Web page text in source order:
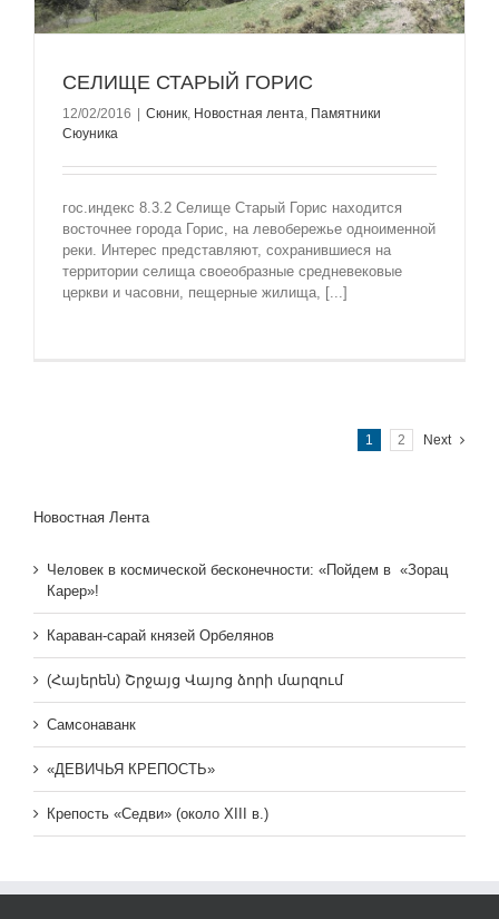
СЕЛИЩЕ СТАРЫЙ ГОРИС
12/02/2016 Сюник, Новостная лента, Памятники
Сюуника
гос.индекс 8.3.2 Селище Старый Горис находится
восточнее города Горис, на левобережье одноименной
реки. Интерес представляют, сохранившиеся на
территории селища своеобразные средневековые
церкви и часовни, пещерные жилища, [...]
1 2 Next
Новостная Лента
Человек в космической бесконечности: «Пойдем в «Зорац
Карер»!
Караван-сарай князей Орбелянов
(Հայերեն) Շրջայց Վայոց ձորի մարզում
Самсонаванк
«ДЕВИЧЬЯ КРЕПОСТЬ»
Крепость «Седви» (около XIII в.)